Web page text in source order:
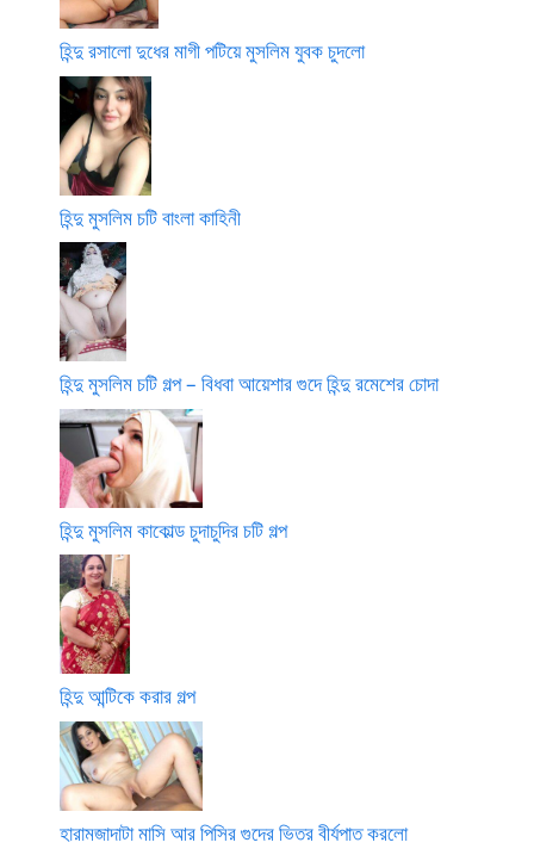
হিন্দু রসালো দুধের মাগী পটিয়ে মুসলিম যুবক চুদলো
হিন্দু মুসলিম চটি বাংলা কাহিনী
হিন্দু মুসলিম চটি গল্প – বিধবা আয়েশার গুদে হিন্দু রমেশের চোদা
হিন্দু মুসলিম কাকোল্ড চুদাচুদির চটি গল্প
হিন্দু আন্টিকে করার গল্প
হারামজাদাটা মাসি আর পিসির গুদের ভিতর বীর্যপাত করলো